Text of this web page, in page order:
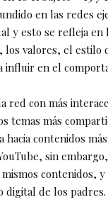
en las redes
y esto se refleja en
los valores, el estilo
influir en el
red con más
temas más
hacia contenidos
sin
contenidos,
digital de los padres.